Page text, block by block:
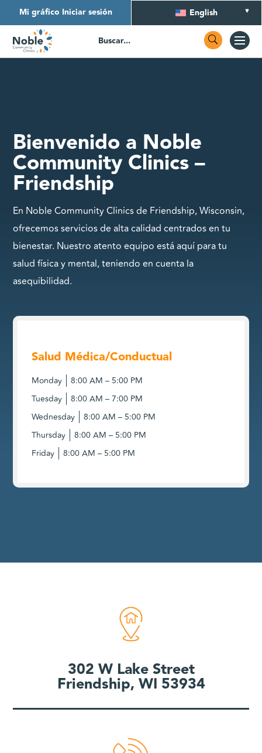
Mi gráfico Iniciar sesión English
Bienvenido a Noble
Community Clinics –
Friendship
En Noble Community Clinics de Friendship, Wisconsin,
ofrecemos servicios de alta calidad centrados en tu
bienestar. Nuestro atento equipo está aquí para tu
salud física y mental, teniendo en cuenta la
asequibilidad.
Salud Médica/Conductual
Monday
8:00 AM – 5:00 PM
Tuesday
8:00 AM – 7:00 PM
Wednesday
8:00 AM – 5:00 PM
Thursday
8:00 AM – 5:00 PM
Friday
8:00 AM – 5:00 PM
302 W Lake Street
Friendship, WI 53934